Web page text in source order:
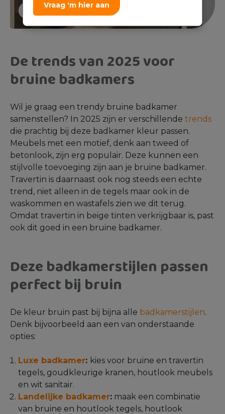
Vraag 'm hier aan
De trends van 2025 voor
bruine badkamers
Wil je graag een trendy bruine badkamer
samenstellen? In 2025 zijn er verschillende trends
die prachtig bij deze badkamer kleur passen.
Meubels met een motief, denk aan tweed of
betonlook, zijn erg populair. Deze kunnen een
stijlvolle toevoeging zijn aan je bruine badkamer.
Travertin is daarnaast ook nog steeds een echte
trend, niet alleen in de tegels maar ook in de
waskommen en wastafels zien we dit terug.
Omdat travertin in beige tinten verkrijgbaar is, past
ook dit goed in een bruine badkamer.
Deze badkamerstijlen passen
perfect bij bruin
De kleur bruin past bij bijna alle badkamerstijlen.
Denk bijvoorbeeld aan een van onderstaande
opties:
Luxe badkamer: kies voor bruine en travertin
tegels, goudkleurige kranen, houtlook meubels
en wit sanitair.
Landelijke badkamer: maak een combinatie
van bruine en houtlook tegels, houtlook